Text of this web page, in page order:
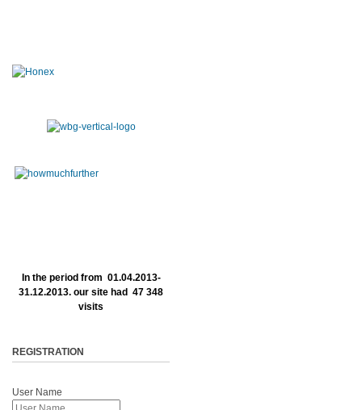
In the period from 01.04.2013-
31.12.2013. our site had 47 348
visits
REGISTRATION
User Name